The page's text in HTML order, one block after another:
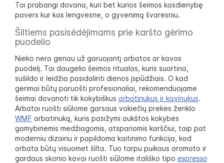
Tai prabangi dovana, kuri bet kurios šeimos kasdienybę
pavers kur kas lengvesne, o gyvenimą švaresniu.
Šiltiems pasisėdėjimams prie karšto gėrimo
puodelio
Nieko nėra geriau už garuojantį arbatos ar kavos
puodelį. Tai daugelio šeimos ritualas, kuris suartina,
sušildo ir leidžia pasidalinti dienos įspūdžiais. O kad
gėrimai būtų paruošti profesionaliai, rekomenduojame
šeimai dovanoti tik kokybiškus arbatinukus ir kavinukus.
Arbatai ruošti siūlome garsaus vokiečių prekės ženklo
WMF arbatinuką, kuris pasižymi aukštos kokybės
gamybinėmis medžiagomis, atspariomis karščiui, taip pat
moderniu dizainu ir papildoma kaitinimo funkcija, kad
arbata būtų visuomet šilta. Tuo tarpu puikaus aromato ir
gardaus skonio kavai ruošti siūlome itališko tipo espresso